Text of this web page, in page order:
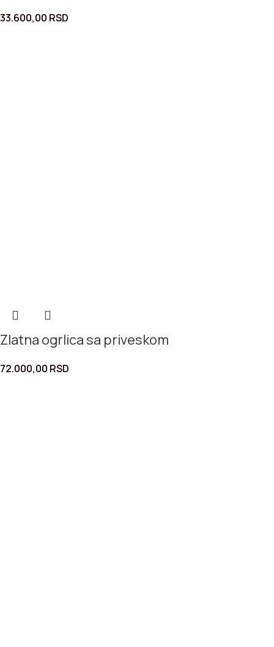
33.600,00 RSD
Zlatna ogrlica sa priveskom
72.000,00 RSD